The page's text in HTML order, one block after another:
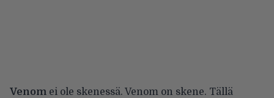
Venom ei ole skenessä. Venom on skene. Tällä